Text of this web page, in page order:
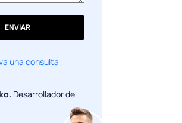
ENVIAR
una consulta
Desarrollador de